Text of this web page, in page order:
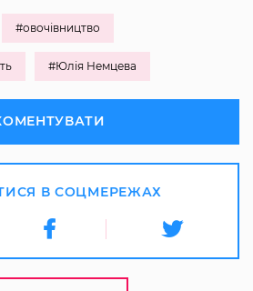
#овочівництво
#Юлія Немцева
В СОЦМЕРЕЖАХ